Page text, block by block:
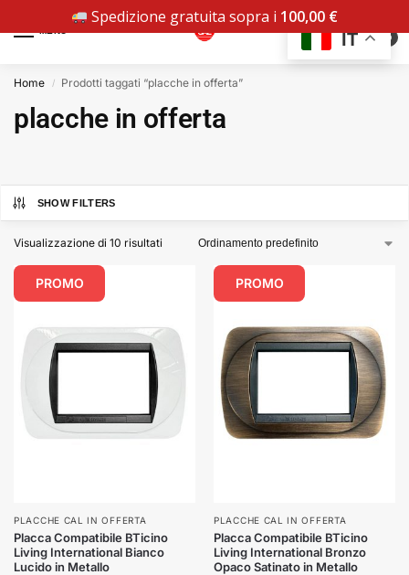
0
Home / Prodotti taggati “placche in offerta”
placche in offerta
SHOW FILTERS
Visualizzazione di 10 risultati
PROMO
PLACCHE CAL IN OFFERTA
Placca Compatibile BTicino
Living International Bianco
Lucido in Metallo
PROMO
PLACCHE CAL IN OFFERTA
Placca Compatibile BTicino
Living International Bronzo
Opaco Satinato in Metallo
IT
Spedizione gratuita sopra i 100,00 €